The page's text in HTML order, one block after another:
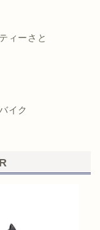
ィーさと
イク